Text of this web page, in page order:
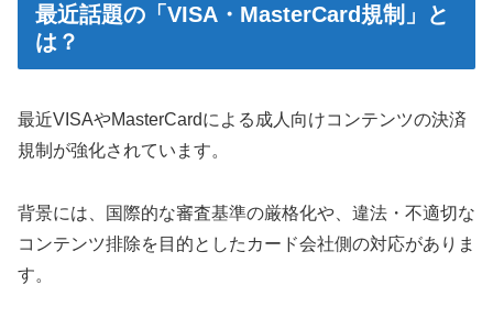
最近話題の「VISA・MasterCard規制」と
は？
最近VISAやMasterCardによる成人向けコンテンツの決済
規制が強化されています。
背景には、国際的な審査基準の厳格化や、違法・不適切な
コンテンツ排除を目的としたカード会社側の対応がありま
す。